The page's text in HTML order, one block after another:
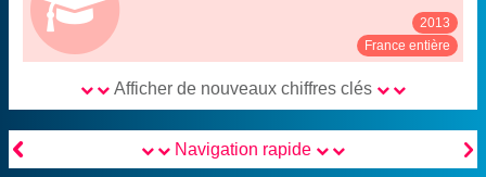
2013
France entière
Afficher de nouveaux chiffres clés
 
Navigation rapide